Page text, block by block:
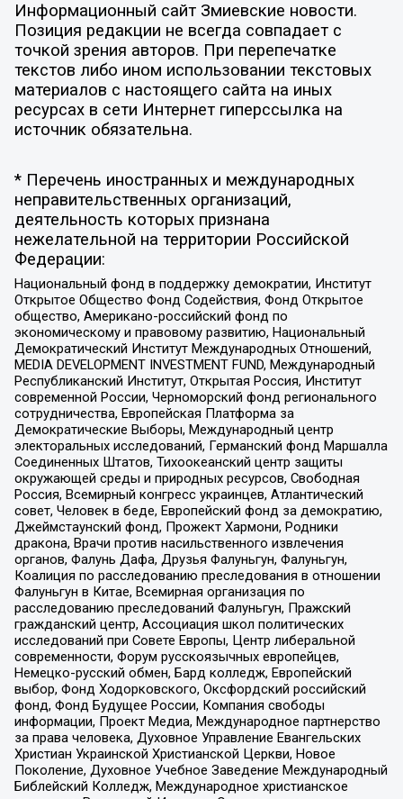
Информационный сайт Змиевские новости.
Позиция редакции не всегда совпадает с
точкой зрения авторов. При перепечатке
текстов либо ином использовании текстовых
материалов с настоящего сайта на иных
ресурсах в сети Интернет гиперссылка на
источник обязательна.
* Перечень иностранных и международных
неправительственных организаций,
деятельность которых признана
нежелательной на территории Российской
Федерации:
Национальный фонд в поддержку демократии, Институт
Открытое Общество Фонд Содействия, Фонд Открытое
общество, Американо-российский фонд по
экономическому и правовому развитию, Национальный
Демократический Институт Международных Отношений,
MEDIA DEVELOPMENT INVESTMENT FUND, Международный
Республиканский Институт, Открытая Россия, Институт
современной России, Черноморский фонд регионального
сотрудничества, Европейская Платформа за
Демократические Выборы, Международный центр
электоральных исследований, Германский фонд Маршалла
Соединенных Штатов, Тихоокеанский центр защиты
окружающей среды и природных ресурсов, Свободная
Россия, Всемирный конгресс украинцев, Атлантический
совет, Человек в беде, Европейский фонд за демократию,
Джеймстаунский фонд, Прожект Хармони, Родники
дракона, Врачи против насильственного извлечения
органов, Фалунь Дафа, Друзья Фалуньгун, Фалуньгун,
Коалиция по расследованию преследования в отношении
Фалуньгун в Китае, Всемирная организация по
расследованию преследований Фалуньгун, Пражский
гражданский центр, Ассоциация школ политических
исследований при Совете Европы, Центр либеральной
современности, Форум русскоязычных европейцев,
Немецко-русский обмен, Бард колледж, Европейский
выбор, Фонд Ходорковского, Оксфордский российский
фонд, Фонд Будущее России, Компания свободы
информации, Проект Медиа, Международное партнерство
за права человека, Духовное Управление Евангельских
Христиан Украинской Христианской Церкви, Новое
Поколение, Духовное Учебное Заведение Международный
Библейский Колледж, Международное христианское